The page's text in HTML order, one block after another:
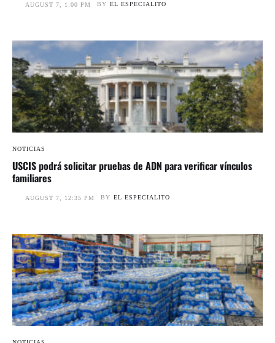
AUGUST 7, 1:00 PM BY EL ESPECIALITO
NOTICIAS
USCIS podrá solicitar pruebas de ADN para verificar vínculos
familiares
AUGUST 7, 12:35 PM BY EL ESPECIALITO